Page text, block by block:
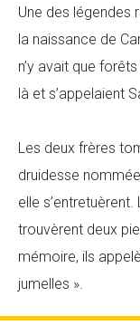
Une des légendes
la naissance de
n’y avait que
là et s’appelaient
Les deux frères
druidesse
elle
trouvèrent deux
mémoire, ils
jumelles ».